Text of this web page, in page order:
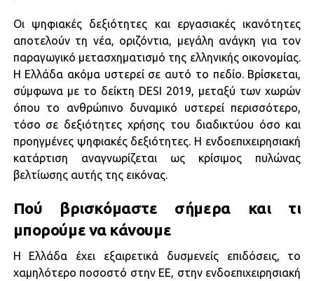
Οι ψηφιακές δεξιότητες και εργασιακές ικανότητες
αποτελούν τη νέα, οριζόντια, μεγάλη ανάγκη για τον
παραγωγικό μετασχηματισμό της ελληνικής οικονομίας.
Η Ελλάδα ακόμα υστερεί σε αυτό το πεδίο. Βρίσκεται,
σύμφωνα με το δείκτη DESI 2019, μεταξύ των χωρών
όπου το ανθρώπινο δυναμικό υστερεί περισσότερο,
τόσο σε δεξιότητες χρήσης του διαδικτύου όσο και
προηγμένες ψηφιακές δεξιότητες. Η ενδοεπιχειρησιακή
κατάρτιση αναγνωρίζεται ως κρίσιμος πυλώνας
βελτίωσης αυτής της εικόνας.
Πού βρισκόμαστε σήμερα και τι
μπορούμε να κάνουμε
Η Ελλάδα έχει εξαιρετικά δυσμενείς επιδόσεις, το
χαμηλότερο ποσοστό στην ΕΕ, στην ενδοεπιχειρησιακή